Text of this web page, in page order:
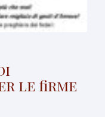
le firme